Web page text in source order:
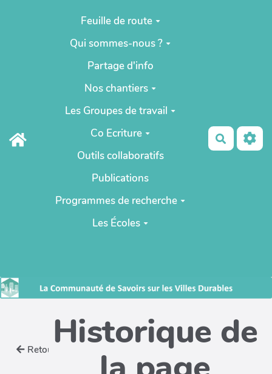
Aller au contenu principal
Feuille de route
Qui sommes-nous ?
Partage d'info
Nos chantiers
Les Groupes de travail
Co Ecriture
Outils collaboratifs
Publications
Programmes de recherche
Les Écoles
Retour Historique de